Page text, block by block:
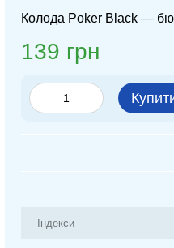
Колода Poker Black —
139 грн
Індекси